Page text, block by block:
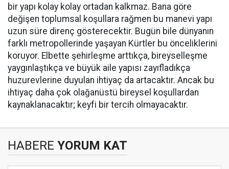
bir yapı kolay kolay ortadan kalkmaz. Bana göre
değişen toplumsal koşullara rağmen bu manevi yapı
uzun süre direnç gösterecektir. Bugün bile dünyanın
farklı metropollerinde yaşayan Kürtler bu önceliklerini
koruyor. Elbette şehirleşme arttıkça, bireyselleşme
yaygınlaştıkça ve büyük aile yapısı zayıfladıkça
huzurevlerine duyulan ihtiyaç da artacaktır. Ancak bu
ihtiyaç daha çok olağanüstü bireysel koşullardan
kaynaklanacaktır; keyfi bir tercih olmayacaktır.
HABERE YORUM KAT